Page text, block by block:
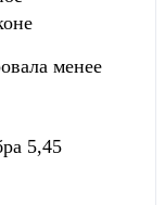
менее
5,45